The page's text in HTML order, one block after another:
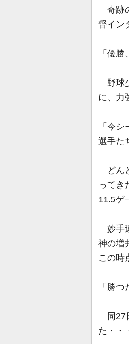
奇跡
督イン
「優勝
野球
に、力
「今
選手た
どん
ってき
11.5ゲ
妙手
神の増
この時
「勝
同27
た・・